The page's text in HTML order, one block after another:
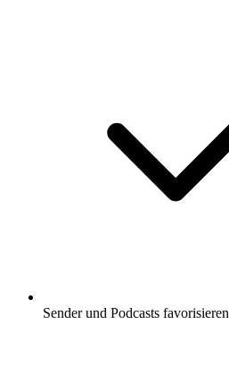
Sender und Podcasts favorisieren